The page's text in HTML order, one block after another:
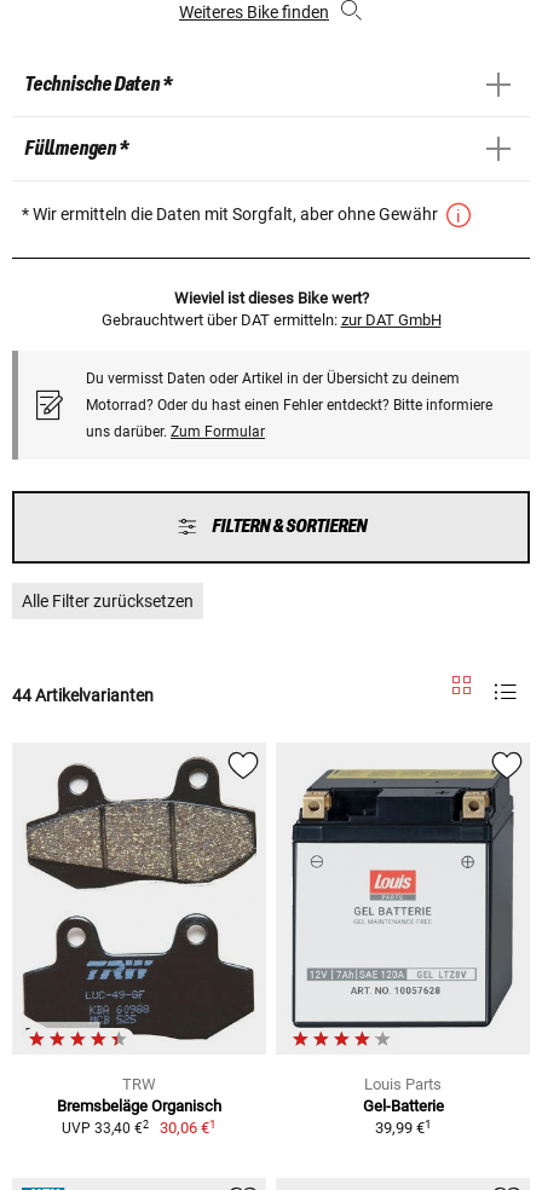
Weiteres Bike finden
Technische Daten *
Füllmengen *
* Wir ermitteln die Daten mit Sorgfalt, aber ohne Gewähr
Wieviel ist dieses Bike wert?
Gebrauchtwert über DAT ermitteln: zur DAT GmbH
Du vermisst Daten oder Artikel in der Übersicht zu deinem
Motorrad? Oder du hast einen Fehler entdeckt? Bitte informiere
uns darüber. Zum Formular
FILTERN & SORTIEREN
Alle Filter zurücksetzen
44 Artikelvarianten
TRW
Bremsbeläge Organisch
UVP 33,40 €2 30,06 €1
Louis Parts
Gel-Batterie
39,99 €1